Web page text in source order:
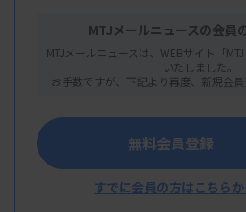
勉強会では副会長3人も
日本臨床衛生検査技師会は7
MTJメールニュースの会員
MTJメールニュースは、WEBサイト「
いたしました。
お手数ですが、下記より再度、新規会員
無料会員登録
すでに会員の方はこちら